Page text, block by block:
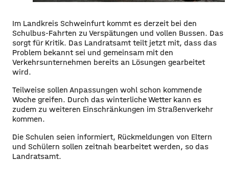
Im Landkreis Schweinfurt kommt es derzeit bei den
Schulbus-Fahrten zu Verspätungen und vollen Bussen. Das
sorgt für Kritik. Das Landratsamt teilt jetzt mit, dass das
Problem bekannt sei und gemeinsam mit den
Verkehrsunternehmen bereits an Lösungen gearbeitet
wird.
Teilweise sollen Anpassungen wohl schon kommende
Woche greifen. Durch das winterliche Wetter kann es
zudem zu weiteren Einschränkungen im Straßenverkehr
kommen.
Die Schulen seien informiert, Rückmeldungen von Eltern
und Schülern sollen zeitnah bearbeitet werden, so das
Landratsamt.